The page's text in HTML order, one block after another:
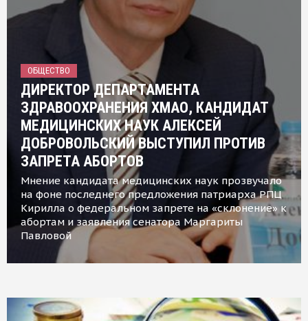
ОБЩЕСТВО
ДИРЕКТОР ДЕПАРТАМЕНТА
ЗДРАВООХРАНЕНИЯ ХМАО, КАНДИДАТ
МЕДИЦИНСКИХ НАУК АЛЕКСЕЙ
ДОБРОВОЛЬСКИЙ ВЫСТУПИЛ ПРОТИВ
ЗАПРЕТА АБОРТОВ
Мнение кандидата медицинских наук прозвучало
на фоне последнего предложения патриарха РПЦ
Кирилла о федеральном запрете на «склонение» к
абортам и заявления сенатора Маргариты
Павловой